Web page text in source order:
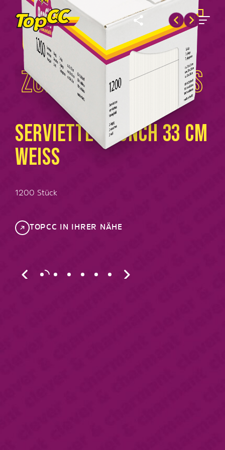
SERVIETTE BRUNCH 33 CM
WEISS
1200 Stück
TOPCC IN IHRER NÄHE
QUALITÄT
ZUM VORZUGSPREIS